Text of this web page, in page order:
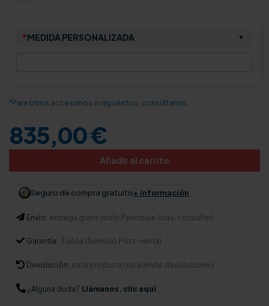
*MEDIDA PERSONALIZADA ▼
*Para otros accesorios o repuestos, consúltanos.
835,00 €
Añadir al carrito
Seguro de compra gratuito+ información
Envío: entrega gratis (solo Península. Islas, consultar)
Garantía: 3 años (Servicio Post-venta)
Devolución: este producto no admite devoluciones
¿Alguna duda? Llámanos, clic aquí